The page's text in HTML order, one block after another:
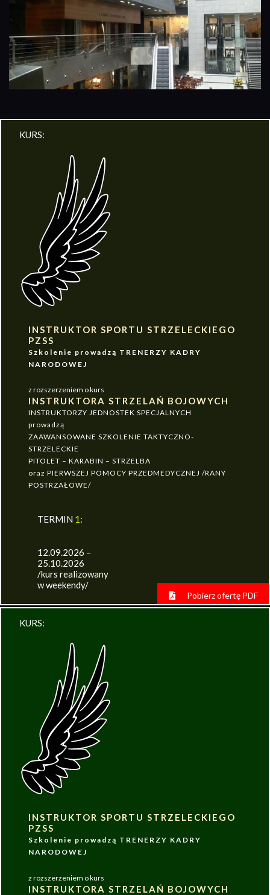
KURS:
INSTRUKTOR SPORTU STRZELECKIEGO
PZSS
Szkolenie prowadzą TRENERZY KADRY
NARODOWEJ
z rozszerzeniem o kurs
INSTRUKTORA STRZELAŃ BOJOWYCH
INSTRUKTORZY JEDNOSTEK SPECJALNYCH
prowadzą
ZAAWANSOWANE SZKOLENIE TAKTYCZNO-
STRZELECKIE
PITOLET – KARABIN – STRZELBA
oraz PIERWSZEJ POMOCY PRZEDMEDYCZNEJ /RANY
POSTRZAŁOWE/
TERMIN 1:
12.09.2026 –
25.10.2026
/kurs realizowany
w weekendy/
Pobierz ofertę PDF
KURS:
INSTRUKTOR SPORTU STRZELECKIEGO
PZSS
Szkolenie prowadzą TRENERZY KADRY
NARODOWEJ
z rozszerzeniem o kurs
INSTRUKTORA STRZELAŃ BOJOWYCH